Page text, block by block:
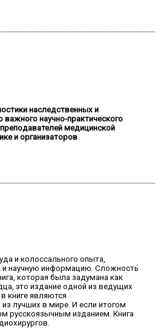
наследственных и
научно-практического
медицинской
и организаторов
и колоссального опыта,
и научную информацию. Сложность
которая была задумана как
это издание одной из ведущих
книге являются
лучших в мире. И если итогом
русскоязычным изданием. Книга